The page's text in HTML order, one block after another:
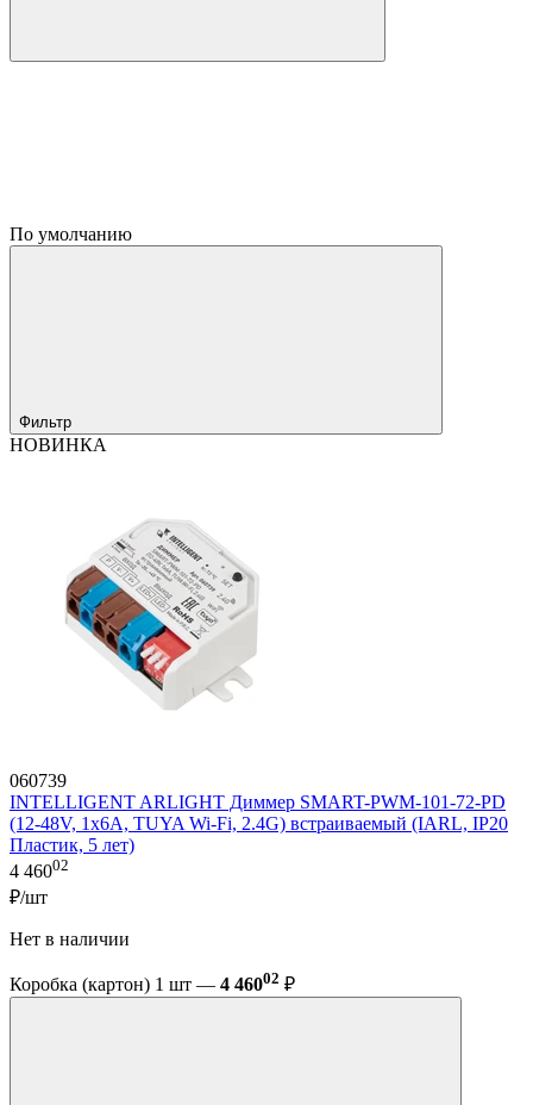
По умолчанию
Фильтр
НОВИНКА
060739
INTELLIGENT ARLIGHT Диммер SMART-PWM-101-72-PD
(12-48V, 1x6A, TUYA Wi-Fi, 2.4G) встраиваемый (IARL, IP20
Пластик, 5 лет)
4 46002
₽/шт
Нет в наличии
Коробка (картон) 1 шт — 4 46002 ₽